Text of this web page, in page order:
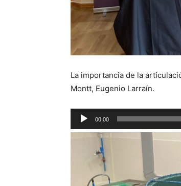
La importancia de la
Montt, Eugenio Larraín.
Reproductor
de
00:00